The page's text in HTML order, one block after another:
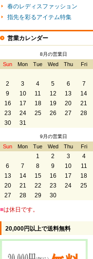
春のレディスファッション
指先を彩るアイテム特集
営業カレンダー
8月の営業日
Sun Mon Tue Wed Thu Fri
2
3 4 5 6 7
9
10 11 12 13 14
16
17 18 19 20 21
23
24 25 26 27 28
30
31
9月の営業日
Sun Mon Tue Wed Thu Fri
1 2 3 4
6
7 8 9 10 11
13
14 15 16 17 18
20
21 22 23 24 25
27
28 29 30
■は休日です。
20,000円以上で送料無料